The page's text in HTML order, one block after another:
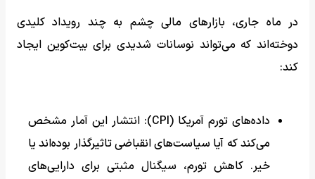
در ماه جاری، بازارهای مالی چشم به چند رویداد کلیدی
دوخته‌اند که می‌تواند نوسانات شدیدی برای بیت‌کوین ایجاد
کند:
داده‌های تورم آمریکا (CPI): انتشار این آمار مشخص
می‌کند که آیا سیاست‌های انقباضی تاثیرگذار بوده‌اند یا
خیر. کاهش تورم، سیگنال مثبتی برای دارایی‌های